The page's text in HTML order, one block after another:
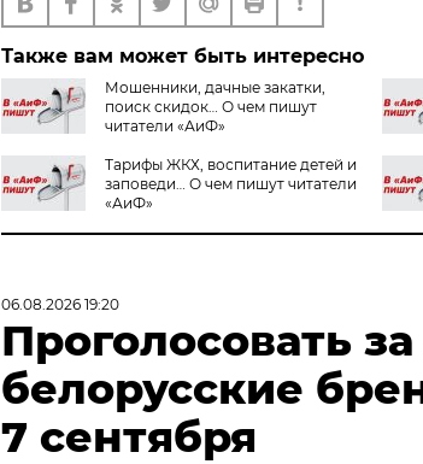
Также вам может быть интересно
Мошенники, дачные закатки,
поиск скидок… О чем пишут
читатели «АиФ»
Тарифы ЖКХ, воспитание детей и
заповеди… О чем пишут читатели
«АиФ»
06.08.2026 19:20
Проголосовать
белорусские
7 сентября